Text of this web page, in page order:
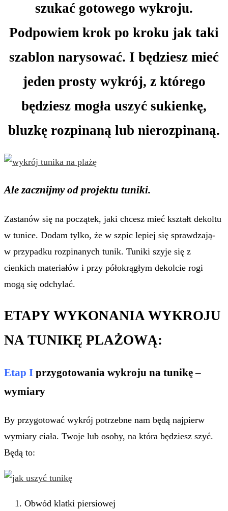
szukać gotowego wykroju.
Podpowiem krok po kroku jak taki
szablon narysować. I będziesz mieć
jeden prosty wykrój, z którego
będziesz mogła uszyć sukienkę,
bluzkę rozpinaną lub nierozpinaną.
Ale zacznijmy od projektu tuniki.
Zastanów się na początek, jaki chcesz mieć kształt dekoltu
w tunice. Dodam tylko, że w szpic lepiej się sprawdzają-
w przypadku rozpinanych tunik. Tuniki szyje się z
cienkich materiałów i przy półokrągłym dekolcie rogi
mogą się odchylać.
ETAPY WYKONANIA WYKROJU
NA TUNIKĘ PLAŻOWĄ:
Etap I przygotowania wykroju na tunikę –
wymiary
By przygotować wykrój potrzebne nam będą najpierw
wymiary ciała. Twoje lub osoby, na która będziesz szyć.
Będą to:
Obwód klatki piersiowej